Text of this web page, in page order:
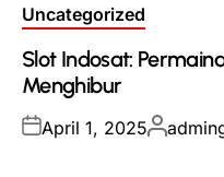
Posted
Uncategorized
Slot Indosat:
Menghibur
Posted
April 1, 2025Posted